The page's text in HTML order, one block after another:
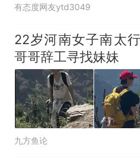
有态度网友ytd3049
22岁河南女子南太
哥哥辞工寻找妹妹
九方鱼论